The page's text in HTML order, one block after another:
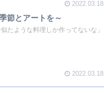
2022.03.18
節とアートを～
たような料理しか作ってないな」
2022.03.18